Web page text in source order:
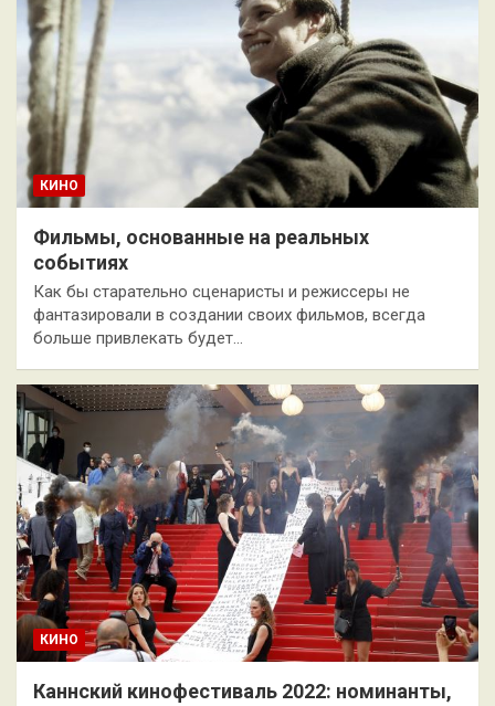
КИНО
Фильмы, основанные на реальных
событиях
Как бы старательно сценаристы и режиссеры не
фантазировали в создании своих фильмов, всегда
больше привлекать будет…
КИНО
Каннский кинофестиваль 2022: номинанты,